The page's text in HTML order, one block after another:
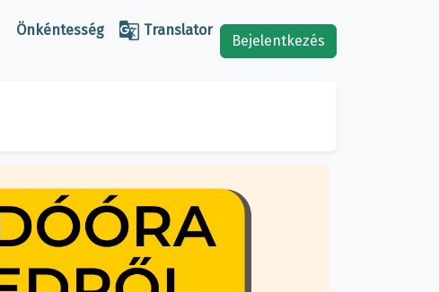
Önkéntesség  Translator
Bejelentkezés